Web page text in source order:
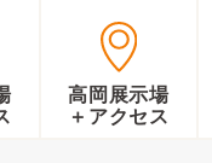
高岡展示場
＋アクセス